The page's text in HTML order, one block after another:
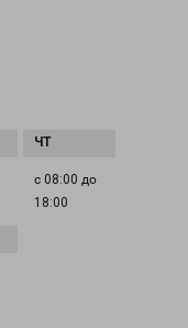
с 08:00 до
18:00